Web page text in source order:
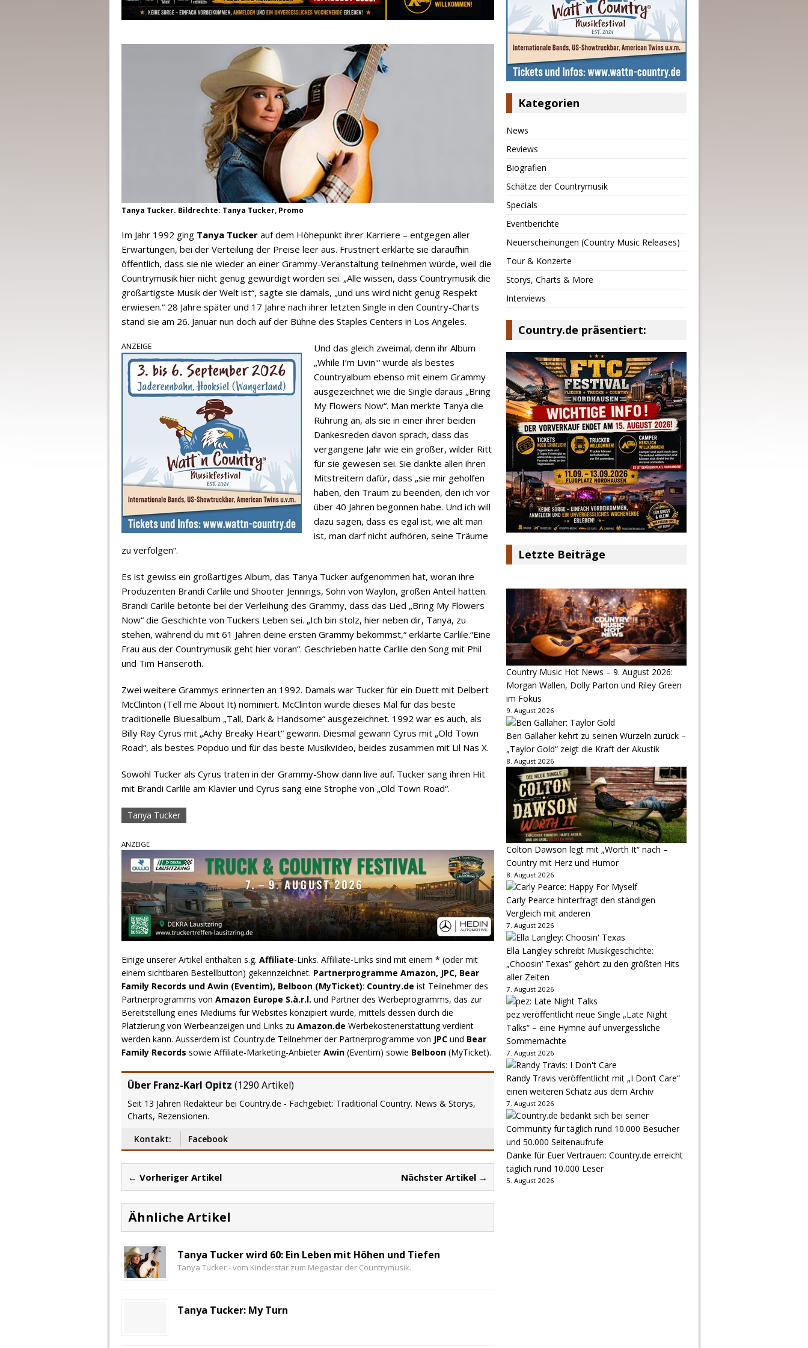
Tanya Tucker. Bildrechte: Tanya Tucker, Promo
Im Jahr 1992 ging Tanya Tucker auf dem Höhepunkt ihrer Karriere – entgegen aller
Erwartungen, bei der Verteilung der Preise leer aus. Frustriert erklärte sie daraufhin
öffentlich, dass sie nie wieder an einer Grammy-Veranstaltung teilnehmen würde, weil die
Countrymusik hier nicht genug gewürdigt worden sei. „Alle wissen, dass Countrymusik die
großartigste Musik der Welt ist“, sagte sie damals, „und uns wird nicht genug Respekt
erwiesen.“ 28 Jahre später und 17 Jahre nach ihrer letzten Single in den Country-Charts
stand sie am 26. Januar nun doch auf der Bühne des Staples Centers in Los Angeles.
ANZEIGE
Und das gleich zweimal, denn ihr Album
„While I’m Livin'“ wurde als bestes
Countryalbum ebenso mit einem Grammy
ausgezeichnet wie die Single daraus „Bring
My Flowers Now“. Man merkte Tanya die
Rührung an, als sie in einer ihrer beiden
Dankesreden davon sprach, dass das
vergangene Jahr wie ein großer, wilder Ritt
für sie gewesen sei. Sie dankte allen ihren
Mitstreitern dafür, dass „sie mir geholfen
haben, den Traum zu beenden, den ich vor
über 40 Jahren begonnen habe. Und ich will
dazu sagen, dass es egal ist, wie alt man
ist, man darf nicht aufhören, seine Träume
zu verfolgen“.
Es ist gewiss ein großartiges Album, das Tanya Tucker aufgenommen hat, woran ihre
Produzenten Brandi Carlile und Shooter Jennings, Sohn von Waylon, großen Anteil hatten.
Brandi Carlile betonte bei der Verleihung des Grammy, dass das Lied „Bring My Flowers
Now“ die Geschichte von Tuckers Leben sei. „Ich bin stolz, hier neben dir, Tanya, zu
stehen, während du mit 61 Jahren deine ersten Grammy bekommst,“ erklärte Carlile.“Eine
Frau aus der Countrymusik geht hier voran“. Geschrieben hatte Carlile den Song mit Phil
und Tim Hanseroth.
Zwei weitere Grammys erinnerten an 1992. Damals war Tucker für ein Duett mit Delbert
McClinton (Tell me About It) nominiert. McClinton wurde dieses Mal für das beste
traditionelle Bluesalbum „Tall, Dark & Handsome“ ausgezeichnet. 1992 war es auch, als
Billy Ray Cyrus mit „Achy Breaky Heart“ gewann. Diesmal gewann Cyrus mit „Old Town
Road“, als bestes Popduo und für das beste Musikvideo, beides zusammen mit Lil Nas X.
Sowohl Tucker als Cyrus traten in der Grammy-Show dann live auf. Tucker sang ihren Hit
mit Brandi Carlile am Klavier und Cyrus sang eine Strophe von „Old Town Road“.
Tanya Tucker
ANZEIGE
Einige unserer Artikel enthalten s.g. Affiliate-Links. Affiliate-Links sind mit einem * (oder mit
einem sichtbaren Bestellbutton) gekennzeichnet. Partnerprogramme Amazon, JPC, Bear
Family Records und Awin (Eventim), Belboon (MyTicket): Country.de ist Teilnehmer des
Partnerprogramms von Amazon Europe S.à.r.l. und Partner des Werbeprogramms, das zur
Bereitstellung eines Mediums für Websites konzipiert wurde, mittels dessen durch die
Platzierung von Werbeanzeigen und Links zu Amazon.de Werbekostenerstattung verdient
werden kann. Ausserdem ist Country.de Teilnehmer der Partnerprogramme von JPC und Bear
Family Records sowie Affiliate-Marketing-AnbieterAwin (Eventim) sowie Belboon (MyTicket).
Über Franz-Karl Opitz (1290 Artikel)
Seit 13 Jahren Redakteur bei Country.de - Fachgebiet: Traditional Country. News & Storys,
Charts, Rezensionen.
Kontakt:
Facebook
← Vorheriger Artikel Nächster Artikel →
Ähnliche Artikel
Tanya Tucker wird 60: Ein Leben mit Höhen und Tiefen
Tanya Tucker - vom Kinderstar zum Megastar der Countrymusik.
Tanya Tucker: My Turn
Kategorien
News
Reviews
Biografien
Schätze der Countrymusik
Specials
Eventberichte
Neuerscheinungen (Country Music Releases)
Tour & Konzerte
Storys, Charts & More
Interviews
Country.de präsentiert:
Letzte Beiträge
Country Music Hot News – 9. August 2026:
Morgan Wallen, Dolly Parton und Riley Green
im Fokus
9. August 2026
Ben Gallaher kehrt zu seinen Wurzeln zurück –
„Taylor Gold“ zeigt die Kraft der Akustik
8. August 2026
Colton Dawson legt mit „Worth It“ nach –
Country mit Herz und Humor
8. August 2026
Carly Pearce hinterfragt den ständigen
Vergleich mit anderen
7. August 2026
Ella Langley schreibt Musikgeschichte:
„Choosin‘ Texas“ gehört zu den größten Hits
aller Zeiten
7. August 2026
pez veröffentlicht neue Single „Late Night
Talks“ – eine Hymne auf unvergessliche
Sommernächte
7. August 2026
Randy Travis veröffentlicht mit „I Don’t Care“
einen weiteren Schatz aus dem Archiv
7. August 2026
Danke für Euer Vertrauen: Country.de erreicht
täglich rund 10.000 Leser
5. August 2026